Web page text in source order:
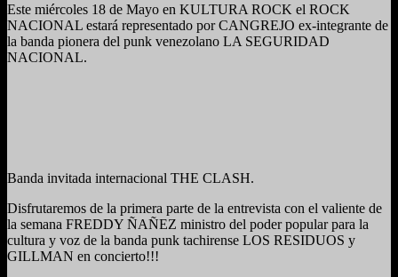
Este miércoles 18 de Mayo en KULTURA ROCK el ROCK
NACIONAL estará representado por CANGREJO ex-integrante de
la banda pionera del punk venezolano LA SEGURIDAD
NACIONAL.
Banda invitada internacional THE CLASH.
Disfrutaremos de la primera parte de la entrevista con el valiente de
la semana FREDDY ÑAÑEZ ministro del poder popular para la
cultura y voz de la banda punk tachirense LOS RESIDUOS y
GILLMAN en concierto!!!